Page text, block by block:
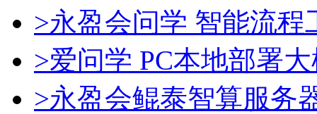
>永盈会问学 智能流程
>爱问学 PC本地部署
>永盈会鲲泰智算服务